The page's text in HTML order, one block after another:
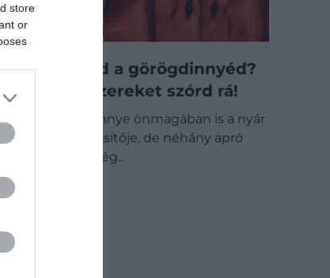
store
or
a görögdinnyéd?
Ezeket a fűszereket szórd rá!
A hideg görögdinnye önmagában is a nyár
egyik legjobb frissítője, de néhány apró
kiegészítéssel még…
GASZTRO